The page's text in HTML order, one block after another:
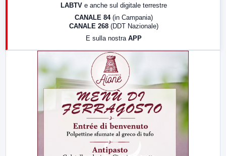
LABTV e anche sul digitale terrestre
CANALE 84 (in Campania)
CANALE 268 (DDT Nazionale)
E sulla nostra APP